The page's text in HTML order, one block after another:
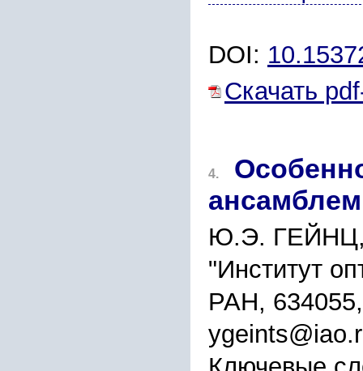
DOI:
Скачать
4.
Ю.Э.
"Институт
РАН,